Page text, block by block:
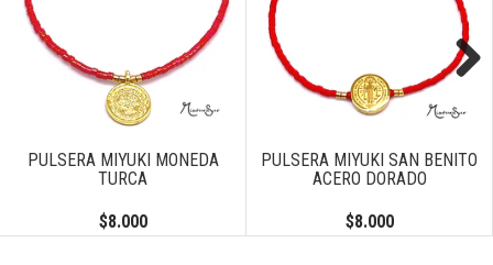
PULSERA MIYUKI MONEDA
TURCA
$8.000
PULSERA MIYUKI SAN BENITO
ACERO DORADO
$8.000
Next